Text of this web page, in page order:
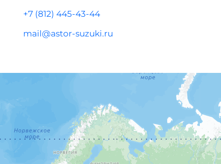
+7 (812) 445-43-44
mail@astor-suzuki.ru